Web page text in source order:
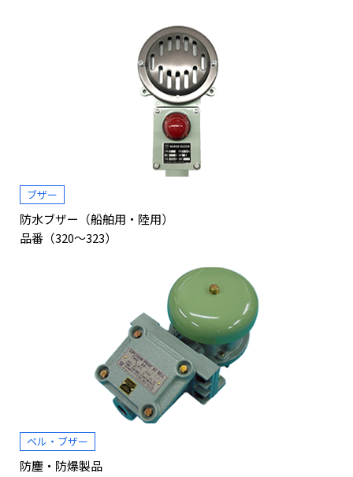
ブザー
防水ブザー（船舶用・陸用）
品番（320～323）
ベル・ブザー
防塵・防爆製品